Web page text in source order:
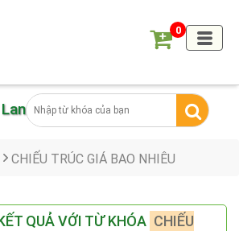
0
CHIẾU TRÚC GIÁ BAO NHIÊU
QUẢ VỚI TỪ KHÓA CHIẾU